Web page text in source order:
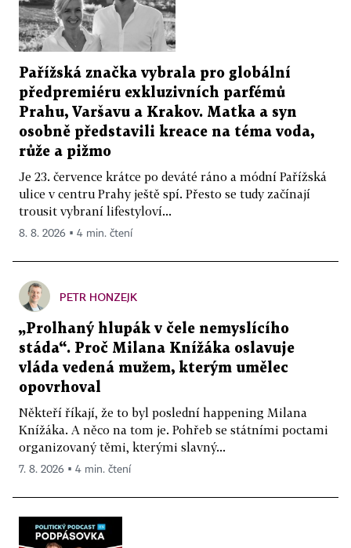
Pařížská značka vybrala pro globální
předpremiéru exkluzivních parfémů
Prahu, Varšavu a Krakov. Matka a syn
osobně představili kreace na téma voda,
růže a pižmo
Je 23. července krátce po deváté ráno a módní Pařížská
ulice v centru Prahy ještě spí. Přesto se tudy začínají
trousit vybraní lifestyloví...
8. 8. 2026 ▪ 4 min. čtení
PETR HONZEJK
„Prolhaný hlupák v čele nemyslícího
stáda“. Proč Milana Knížáka oslavuje
vláda vedená mužem, kterým umělec
opovrhoval
Někteří říkají, že to byl poslední happening Milana
Knížáka. A něco na tom je. Pohřeb se státními poctami
organizovaný těmi, kterými slavný...
7. 8. 2026 ▪ 4 min. čtení